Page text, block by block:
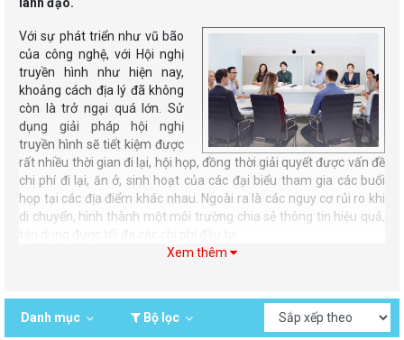
Với sự phát triển như vũ bão
của công nghệ, với Hội nghị
truyền hình như hiện nay,
khoảng cách địa lý đã không
còn là trở ngại quá lớn. Sử
dụng giải pháp hội nghị
truyền hình sẽ tiết kiệm được
rất nhiều thời gian đi lại, hội họp, đồng thời giải quyết được vấn đề
chi phí đi lại, ăn ở, sinh hoạt của các đại biểu tham gia các buổi
họp tại các địa điểm khác nhau. Ngoài ra là các nguy cơ rủi ro khi
di chuyển, hình thành một môi trường chia sẻ thông tin hiệu quả,
Hội nghị truyền hình trực tuyến
Với những khách hàng có hạ tầng truyền thông ngày càng được
Xem thêm
Danh mục Bộ lọc